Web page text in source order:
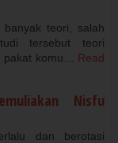
banyak teori, salah
tersebut teori
pakat komu…
Read
Nisfu
dan berotasi